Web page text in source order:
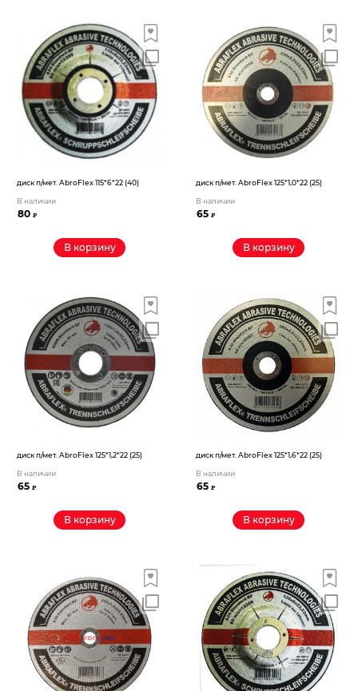
диск п/мет. AbroFlex 115*6*22 (40)
В наличии
80₽
В корзину
диск п/мет. AbroFlex 125*1,0*22 (25)
В наличии
65₽
В корзину
диск п/мет. AbroFlex 125*1,2*22 (25)
В наличии
65₽
В корзину
диск п/мет. AbroFlex 125*1,6*22 (25)
В наличии
65₽
В корзину